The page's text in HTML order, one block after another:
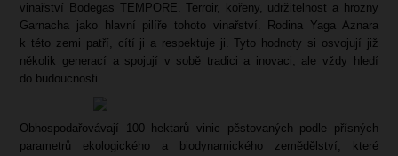
vinařství Bodegas TEMPORE. Terroir, kořeny, udržitelnost a hrozny
Garnacha jako hlavní pilíře tohoto vinařství. Rodina Yaga Aznara
k této zemi patří, cítí ji a respektuje ji. Tyto hodnoty si osvojují již
několik generací a spojují v sobě tradici a inovaci, ale vždy hledí
do budoucnosti.
Obhospodařovávají 100 hektarů vinic pěstovaných podle přísných
parametrů ekologického a biodynamického zemědělství, které